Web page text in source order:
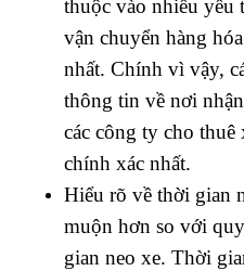
thuộc vào nhiều yếu
vận chuyển hàng
nhất. Chính vì vậy,
thông tin về nơi
các công ty cho thuê
chính xác nhất.
Hiểu rõ về thời gian
muộn hơn so với
gian neo xe. Thời